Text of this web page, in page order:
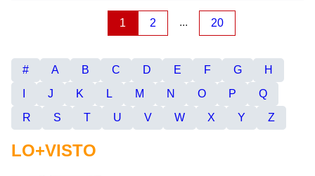
1 2 ... 20
# A B C D E F G
H
J K L M N O P
Q
R
S T U V W X Y Z
LO+VISTO